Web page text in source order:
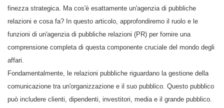
finezza strategica. Ma cos'è esattamente un'agenzia di pubbliche
relazioni e cosa fa? In questo articolo, approfondiremo il ruolo e le
funzioni di un'agenzia di pubbliche relazioni (PR) per fornire una
comprensione completa di questa componente cruciale del mondo degli
affari.
Fondamentalmente, le relazioni pubbliche riguardano la gestione della
comunicazione tra un'organizzazione e il suo pubblico. Questo pubblico
può includere clienti, dipendenti, investitori, media e il grande pubblico.